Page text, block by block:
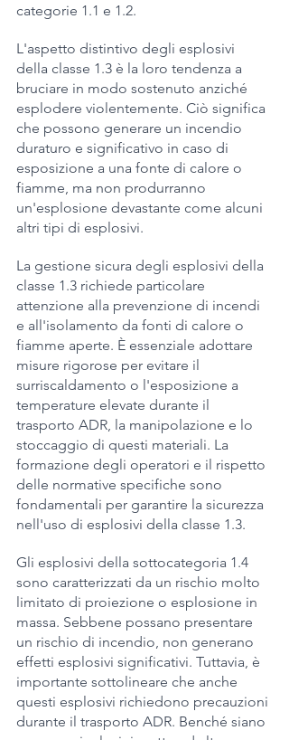
categorie 1.1 e 1.2.
L'aspetto distintivo degli esplosivi
della classe 1.3 è la loro tendenza a
bruciare in modo sostenuto anziché
esplodere violentemente. Ciò significa
che possono generare un incendio
duraturo e significativo in caso di
esposizione a una fonte di calore o
fiamme, ma non produrranno
un'esplosione devastante come alcuni
altri tipi di esplosivi.
La gestione sicura degli esplosivi della
classe 1.3 richiede particolare
attenzione alla prevenzione di incendi
e all'isolamento da fonti di calore o
fiamme aperte. È essenziale adottare
misure rigorose per evitare il
surriscaldamento o l'esposizione a
temperature elevate durante il
trasporto ADR, la manipolazione e lo
stoccaggio di questi materiali. La
formazione degli operatori e il rispetto
delle normative specifiche sono
fondamentali per garantire la sicurezza
nell'uso di esplosivi della classe 1.3.
Gli esplosivi della sottocategoria 1.4
sono caratterizzati da un rischio molto
limitato di proiezione o esplosione in
massa. Sebbene possano presentare
un rischio di incendio, non generano
effetti esplosivi significativi. Tuttavia, è
importante sottolineare che anche
questi esplosivi richiedono precauzioni
durante il trasporto ADR. Benché siano